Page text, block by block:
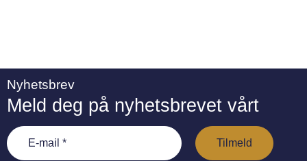
Nyhetsbrev
Meld deg på nyhetsbrevet vårt